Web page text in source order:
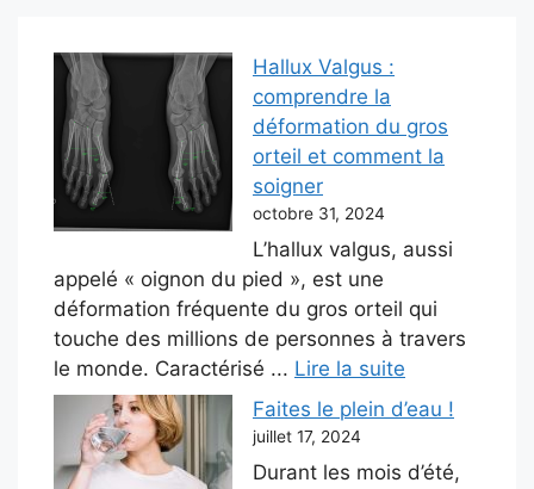
Hallux Valgus :
comprendre la
déformation du gros
orteil et comment la
soigner
octobre 31, 2024
L’hallux valgus, aussi
appelé « oignon du pied », est une
déformation fréquente du gros orteil qui
touche des millions de personnes à travers
le monde. Caractérisé ... Lire la suite
Faites le plein d’eau !
juillet 17, 2024
Durant les mois d’été,